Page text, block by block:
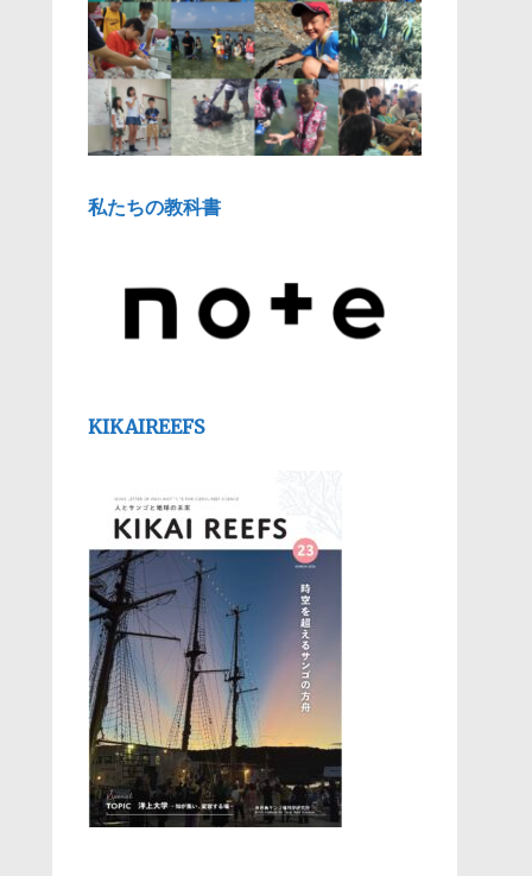
私たちの教科書
KIKAIREEFS